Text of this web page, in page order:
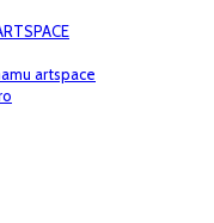
artspace